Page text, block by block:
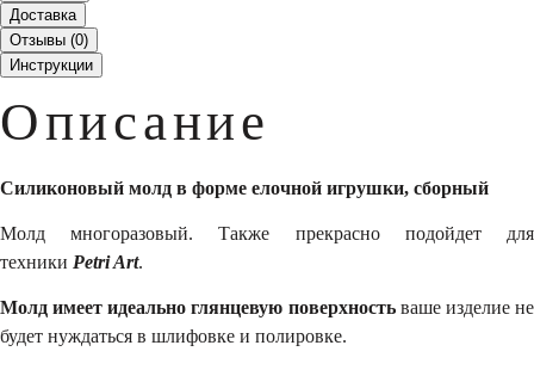
Доставка
Отзывы (0)
Инструкции
Описание
Силиконовый молд в форме елочной игрушки, сборный
Молд многоразовый. Также прекрасно подойдет для
техники Petri Art.
Молд имеет идеально глянцевую поверхность ваше изделие не
будет нуждаться в шлифовке и полировке.